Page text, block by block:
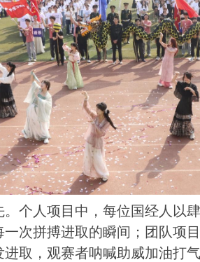
个人项目中，每位国经人以
次拼搏进取的瞬间；团队项
取，观赛者呐喊助威加油打